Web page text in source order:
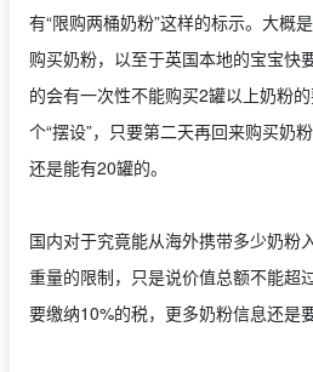
有“限购两桶奶粉”这样的标示。大概
购买奶粉，以至于英国本地的宝宝
的会有一次性不能购买2罐以上奶粉
个“摆设”，只要第二天再回来购买奶
还是能有20罐的。
国内对于究竟能从海外携带多少奶粉
重量的限制，只是说价值总额不能超
要缴纳10%的税，更多奶粉信息还是